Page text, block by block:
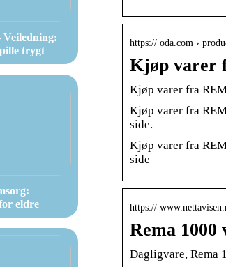
https:// oda.com ›
Kjøp varer
Kjøp varer fra
Kjøp varer fra
side.
Kjøp varer fra
side
https://
Rema
Dagligvare, Rema
Veiledning:
trygt
eldre